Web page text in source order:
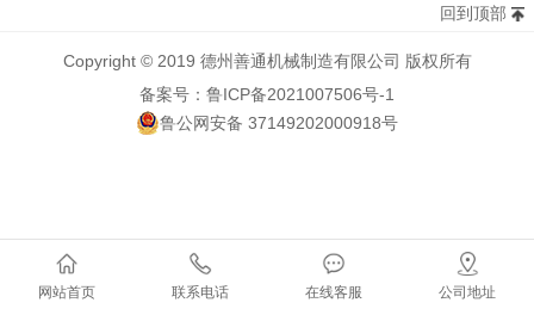
网站首页 联系电话 在线客服 公司地址
回到顶部
Copyright © 2019 德州善通机械制造有限公司 版权所有
备案号：鲁ICP备2021007506号-1
鲁公网安备 37149202000918号